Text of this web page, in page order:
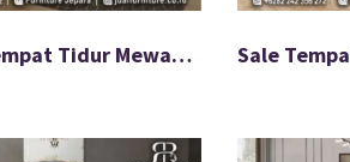
Resmi Tempat Tidur Mewah Klasik Harga Hemat FS-926